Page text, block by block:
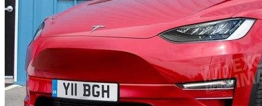
CONTATTI
INTERAGIAMO!